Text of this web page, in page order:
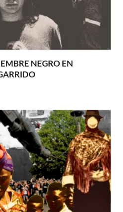
NEGRO EN